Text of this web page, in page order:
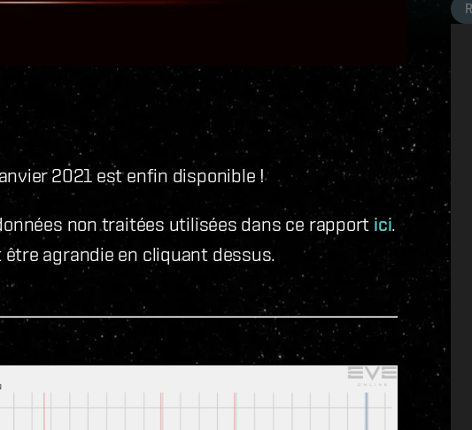
2021 est enfin disponible !
non traitées utilisées dans ce rapport ici.
agrandie en cliquant dessus.